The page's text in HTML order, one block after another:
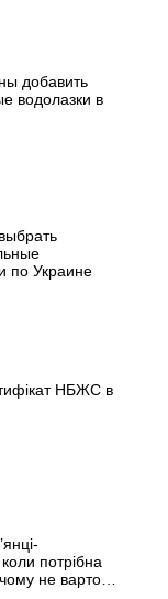
добавить
водолазки в
по Украине
НБЖС в
потрібна
чому не варто